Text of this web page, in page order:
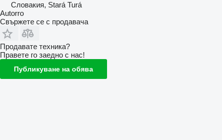
Словакия, Stará Turá
Autorro
Свържете се с продавача
Продавате техника?
Правете го заедно с нас!
Публикуване на обява